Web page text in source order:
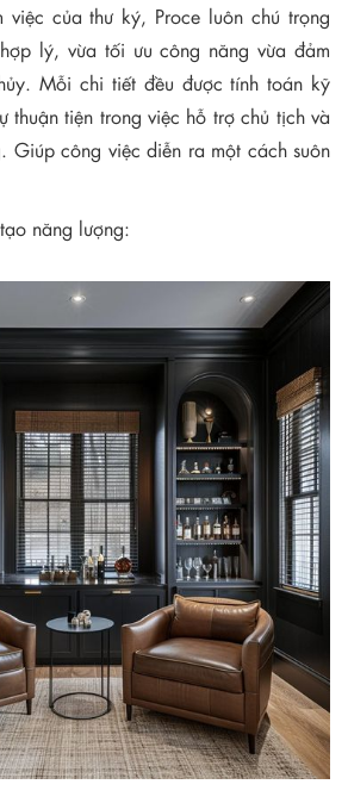
của thư ký, Proce luôn chú trọng
lý, vừa tối ưu công năng vừa đảm
Mỗi chi tiết đều được tính toán kỹ
thuận tiện trong việc hỗ trợ chủ tịch và
Giúp công việc diễn ra một cách suôn
năng lượng: